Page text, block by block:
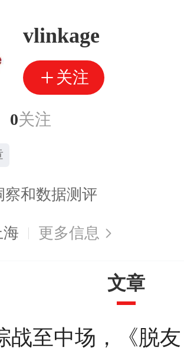
vlinkage
关注
0关注
察和数据测评
海 更多信息
文章
战至中场，《脱友